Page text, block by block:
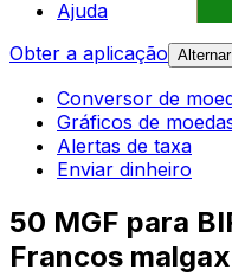
Ajuda
Obter a aplicação
Conversor de
Gráficos de
Alertas de taxa
Enviar dinheiro
50 MGF para
Francos